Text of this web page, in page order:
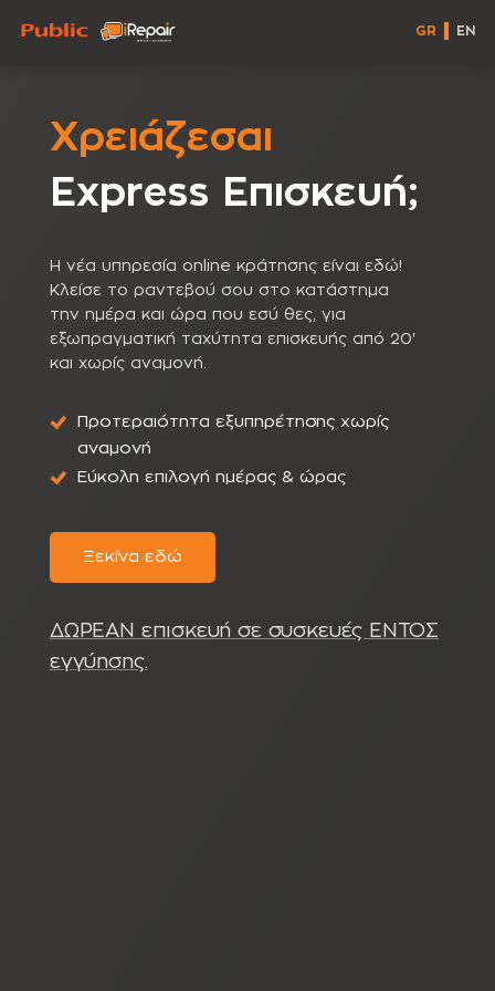
GR EN
Χρειάζεσαι
Express Eπισκευή;
Η νέα υπηρεσία online κράτησης είναι εδώ!
Κλείσε το ραντεβού σου στο κατάστημα
την ημέρα και ώρα που εσύ θες, για
εξωπραγματική ταχύτητα επισκευής από 20'
και χωρίς αναμονή.
Προτεραιότητα εξυπηρέτησης χωρίς
αναμονή
Εύκολη επιλογή ημέρας & ώρας
Ξεκίνα εδώ
ΔΩΡΕΑΝ επισκευή σε συσκευές ΕΝΤΟΣ
εγγύησης.